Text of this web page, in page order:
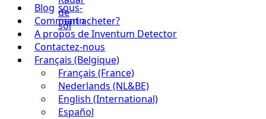
Blog
Comment acheter?
A propos de Inventum Detector
Contactez-nous
Français (Belgique)
Français (France)
Nederlands (NL&BE)
English (International)
Español